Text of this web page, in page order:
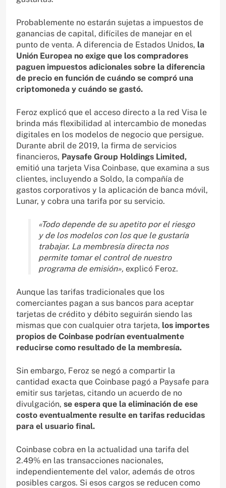
Probablemente no estarán sujetas a impuestos de
ganancias de capital, difíciles de manejar en el
punto de venta. A diferencia de Estados Unidos, la
Unión Europea no exige que los compradores
paguen impuestos adicionales sobre la diferencia
de precio en función de cuándo se compró una
criptomoneda y cuándo se gastó.
Feroz explicó que el acceso directo a la red Visa le
brinda más flexibilidad al intercambio de monedas
digitales en los modelos de negocio que persigue.
Durante abril de 2019, la firma de servicios
financieros, Paysafe Group Holdings Limited,
emitió una tarjeta Visa Coinbase, que examina a sus
clientes, incluyendo a Soldo, la compañía de
gastos corporativos y la aplicación de banca móvil,
Lunar, y cobra una tarifa por su servicio.
«Todo depende de su apetito por el riesgo
y de los modelos con los que le gustaría
trabajar. La membresía directa nos
permite tomar el control de nuestro
programa de emisión», explicó Feroz.
Aunque las tarifas tradicionales que los
comerciantes pagan a sus bancos para aceptar
tarjetas de crédito y débito seguirán siendo las
mismas que con cualquier otra tarjeta, los importes
propios de Coinbase podrían eventualmente
reducirse como resultado de la membresía.
Sin embargo, Feroz se negó a compartir la
cantidad exacta que Coinbase pagó a Paysafe para
emitir sus tarjetas, citando un acuerdo de no
divulgación, se espera que la eliminación de ese
costo eventualmente resulte en tarifas reducidas
para el usuario final.
Coinbase cobra en la actualidad una tarifa del
2.49% en las transacciones nacionales,
independientemente del valor, además de otros
posibles cargos. Si esos cargos se reducen como